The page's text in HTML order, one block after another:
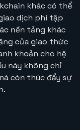
khác có thể
dịch phi tập
nền tảng khác
của giao thức
khoản cho hệ
này không chỉ
còn thúc đẩy sự